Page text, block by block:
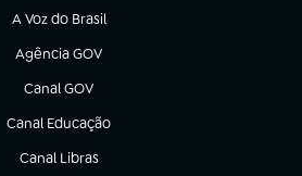
A Voz do Brasil
(abre em nova aba)
Agência GOV
(abre em nova aba)
Canal GOV
(abre em nova aba)
Canal Educação
(abre em nova aba)
Canal Libras
(abre em nova aba)